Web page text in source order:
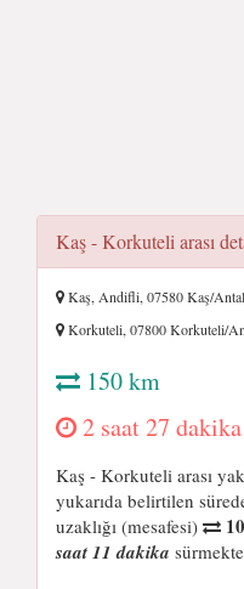
Kaş - Korkuteli arası
Kaş, Andifli, 07580 Kaş/
Korkuteli, 07800 Korkuteli/
150 km
2 saat 27 dakika
Kaş - Korkuteli arası
yukarıda belirtilen
uzaklığı (mesafesi)
saat 11 dakika